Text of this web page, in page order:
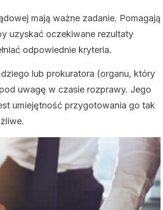
mają ważne zadanie. Pomagają
uzyskać oczekiwane rezultaty
odpowiednie kryteria.
lub prokuratora (organu, który
uwagę w czasie rozprawy. Jego
umiejętność przygotowania go tak